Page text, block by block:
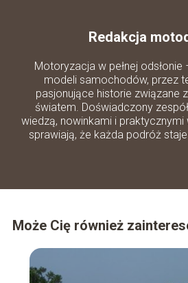
Redakcja
Motoryzacja w pełnej
modeli samochodów, przez
pasjonujące historie związane
światem. Doświadczony
wiedzą, nowinkami i
sprawiają, że każda podróż
Może Cię również